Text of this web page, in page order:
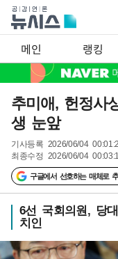
메인 랭킹
추미애, 헌정사
생 눈앞
기사등록 2026/06/04
최종수정 2026/06/04
구글에서 선호하는 매체로
6선 국회의원, 당
치인